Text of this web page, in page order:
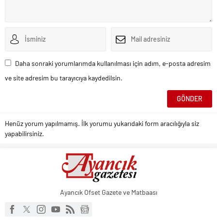
Daha sonraki yorumlarımda kullanılması için adım, e-posta adresim
ve site adresim bu tarayıcıya kaydedilsin.
Henüz yorum yapılmamış. İlk yorumu yukarıdaki form aracılığıyla siz
yapabilirsiniz.
Ayancık Ofset Gazete ve Matbaası